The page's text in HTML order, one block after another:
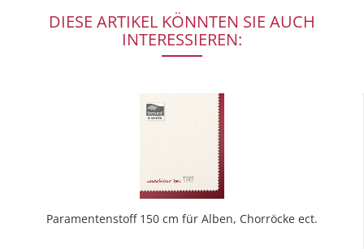
DIESE ARTIKEL KÖNNTEN SIE AUCH
INTERESSIEREN:
Paramentenstoff 150 cm für Alben, Chorröcke ect.